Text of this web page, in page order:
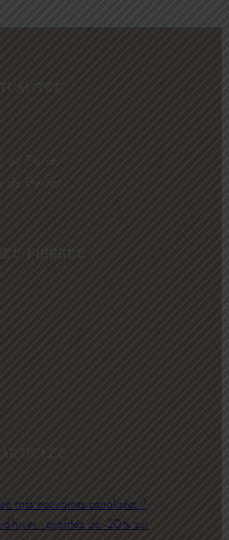
à
de Pierres
de Pierres
PIERRES
mes neuvaines canalisées ?
: profitez de -20% sur